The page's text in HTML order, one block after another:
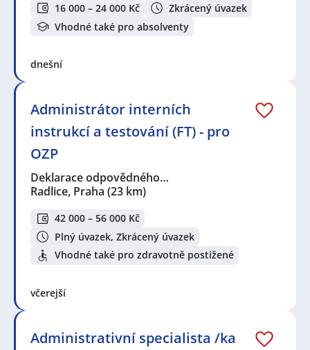
16 000 – 24 000 Kč
Zkrácený úvazek
Vhodné také pro absolventy
dnešní
Administrátor interních
instrukcí a testování (FT) - pro
OZP
Deklarace odpovědného…
Radlice, Praha (23 km)
42 000 – 56 000 Kč
Plný úvazek, Zkrácený úvazek
Vhodné také pro zdravotně postižené
včerejší
Administrativní specialista /ka